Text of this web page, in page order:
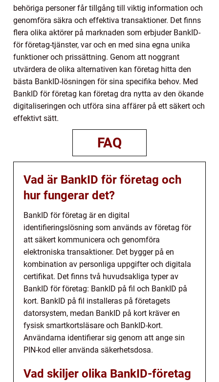
behöriga personer får tillgång till viktig information och
genomföra säkra och effektiva transaktioner. Det finns
flera olika aktörer på marknaden som erbjuder BankID-
för företag-tjänster, var och en med sina egna unika
funktioner och prissättning. Genom att noggrant
utvärdera de olika alternativen kan företag hitta den
bästa BankID-lösningen för sina specifika behov. Med
BankID för företag kan företag dra nytta av den ökande
digitaliseringen och utföra sina affärer på ett säkert och
effektivt sätt.
FAQ
Vad är BankID för företag och
hur fungerar det?
BankID för företag är en digital
identifieringslösning som används av företag för
att säkert kommunicera och genomföra
elektroniska transaktioner. Det bygger på en
kombination av personliga uppgifter och digitala
certifikat. Det finns två huvudsakliga typer av
BankID för företag: BankID på fil och BankID på
kort. BankID på fil installeras på företagets
datorsystem, medan BankID på kort kräver en
fysisk smartkortsläsare och BankID-kort.
Användarna identifierar sig genom att ange sin
PIN-kod eller använda säkerhetsdosa.
Vad skiljer olika BankID-företag